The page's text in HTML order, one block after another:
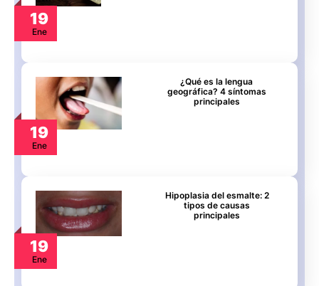
19
Ene
19
Ene
¿Qué es la lengua
geográfica? 4 síntomas
principales
19
Ene
Hipoplasia del esmalte: 2
tipos de causas
principales